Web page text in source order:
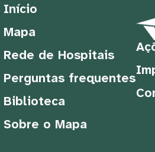
Início
Mapa
Rede de Hospitais
Perguntas frequentes
Biblioteca
Sobre o Mapa